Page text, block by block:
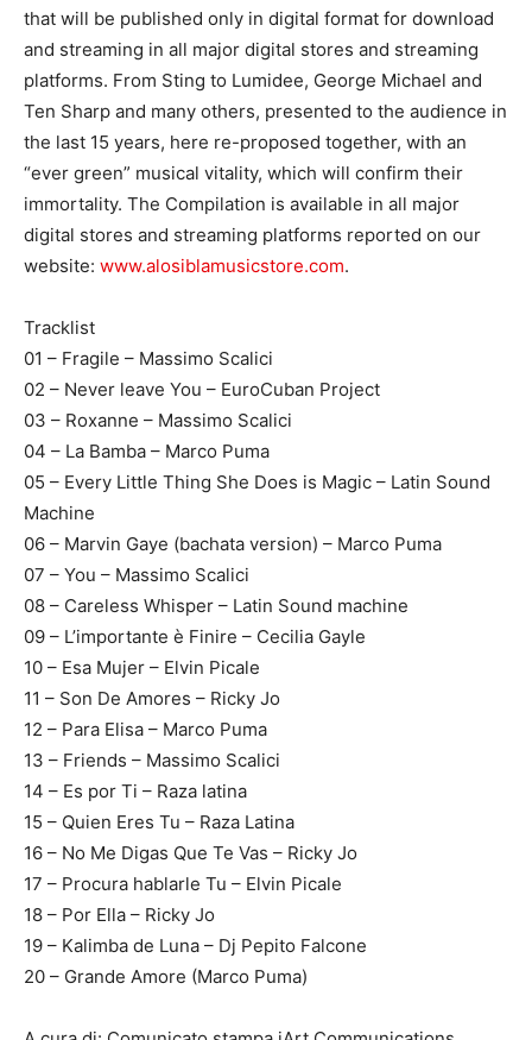
that will be published only in digital format for download
and streaming in all major digital stores and streaming
platforms. From Sting to Lumidee, George Michael and
Ten Sharp and many others, presented to the audience in
the last 15 years, here re-proposed together, with an
“ever green” musical vitality, which will confirm their
immortality. The Compilation is available in all major
digital stores and streaming platforms reported on our
website: www.alosiblamusicstore.com.
Tracklist
01 – Fragile – Massimo Scalici
02 – Never leave You – EuroCuban Project
03 – Roxanne – Massimo Scalici
04 – La Bamba – Marco Puma
05 – Every Little Thing She Does is Magic – Latin Sound
Machine
06 – Marvin Gaye (bachata version) – Marco Puma
07 – You – Massimo Scalici
08 – Careless Whisper – Latin Sound machine
09 – L’importante è Finire – Cecilia Gayle
10 – Esa Mujer – Elvin Picale
11 – Son De Amores – Ricky Jo
12 – Para Elisa – Marco Puma
13 – Friends – Massimo Scalici
14 – Es por Ti – Raza latina
15 – Quien Eres Tu – Raza Latina
16 – No Me Digas Que Te Vas – Ricky Jo
17 – Procura hablarle Tu – Elvin Picale
18 – Por Ella – Ricky Jo
19 – Kalimba de Luna – Dj Pepito Falcone
20 – Grande Amore (Marco Puma)